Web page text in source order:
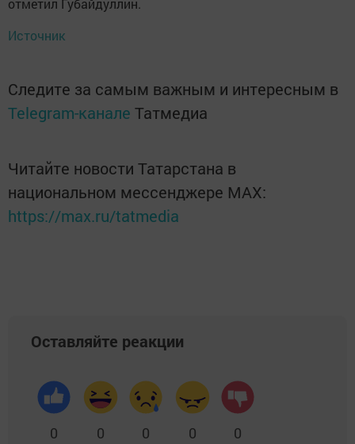
отметил Губайдуллин.
Источник
Следите за самым важным и интересным в
Telegram-канале Татмедиа
Читайте новости Татарстана в
национальном мессенджере MАХ:
https://max.ru/tatmedia
Оставляйте реакции
0 0 0 0 0